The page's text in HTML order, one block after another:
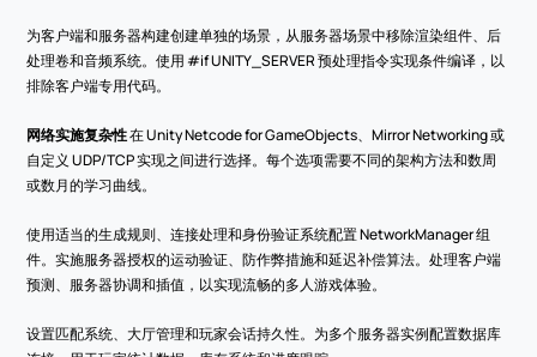
为客户端和服务器构建创建单独的场景，从服务器场景中移除渲染组件、后
处理卷和音频系统。使用 #if UNITY_SERVER 预处理指令实现条件编译，以
排除客户端专用代码。
网络实施复杂性 在 Unity Netcode for GameObjects、Mirror Networking 或
自定义 UDP/TCP 实现之间进行选择。每个选项需要不同的架构方法和数周
或数月的学习曲线。
使用适当的生成规则、连接处理和身份验证系统配置 NetworkManager 组
件。实施服务器授权的运动验证、防作弊措施和延迟补偿算法。处理客户端
预测、服务器协调和插值，以实现流畅的多人游戏体验。
设置匹配系统、大厅管理和玩家会话持久性。为多个服务器实例配置数据库